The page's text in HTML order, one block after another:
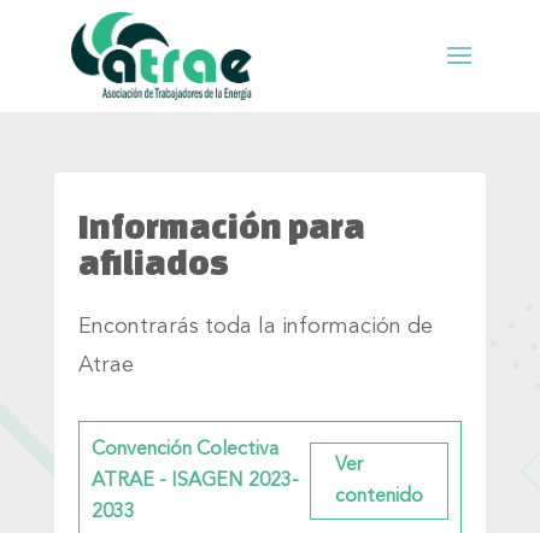
Información para
afiliados
Encontrarás toda la información de
Atrae
Convención Colectiva
ATRAE - ISAGEN 2023-
2033